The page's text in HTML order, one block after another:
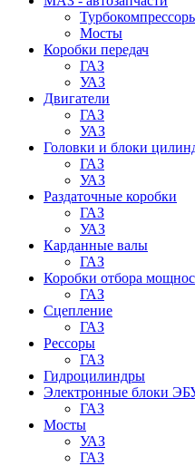
Мосты
Коробки передач
ГАЗ
УАЗ
Двигатели
ГАЗ
УАЗ
Головки и блоки
ГАЗ
УАЗ
Раздаточные коробки
ГАЗ
УАЗ
Карданные валы
ГАЗ
Коробки отбора
ГАЗ
Сцепление
ГАЗ
Рессоры
ГАЗ
Гидроцилиндры
Электронные блоки
ГАЗ
Мосты
УАЗ
ГАЗ